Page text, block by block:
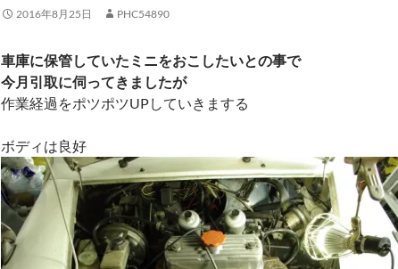
2016年8月25日 PHC54890
車庫に保管していたミニをおこしたいとの事で
今月引取に伺ってきましたが
作業経過をポツポツUPしていきまする
ボディは良好